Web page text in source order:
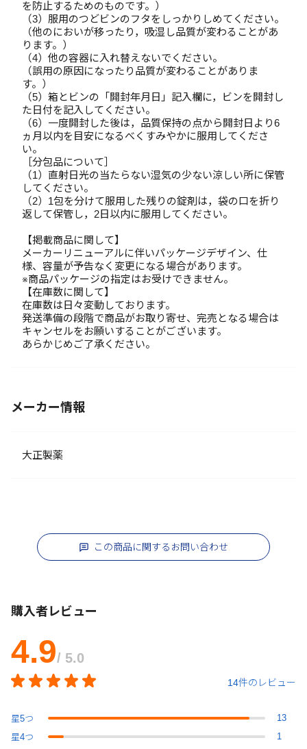
を防止するためのものです。）
（3）服用のつどビンのフタをしっかりしめてください。
（他のにおいが移ったり，吸湿し品質が変わることがあ
ります。）
（4）他の容器に入れ替えないでください。
（誤用の原因になったり品質が変わることがありま
す。）
（5）箱とビンの「開封年月日」記入欄に，ビンを開封し
た日付を記入してください。
（6）一度開封した後は，品質保持の点から開封日より6
ヵ月以内を目安になるべくすみやかに服用してくださ
い。
［分包品について］
（1）直射日光の当たらない湿気の少ない涼しい所に保管
してください。
（2）1包を分けて服用した残りの錠剤は，袋の口を折り
返して保管し，2日以内に服用してください。
【掲載商品に関して】
メーカーリニューアルに伴いパッケージデザイン、仕
様、容量が予告なく変更になる場合があります。
※商品パッケージの指定はお受けできません。
【在庫数に関して】
在庫数は日々変動しております。
発送準備の段階で商品がお取り寄せ、完売となる場合は
キャンセルをお願いすることがございます。
あらかじめご了承ください。
メーカー情報
大正製薬
この商品に関するお問い合わせ
購入者レビュー
4.9/ 5.0
14件のレビュー
星5つ
13
星4つ
1